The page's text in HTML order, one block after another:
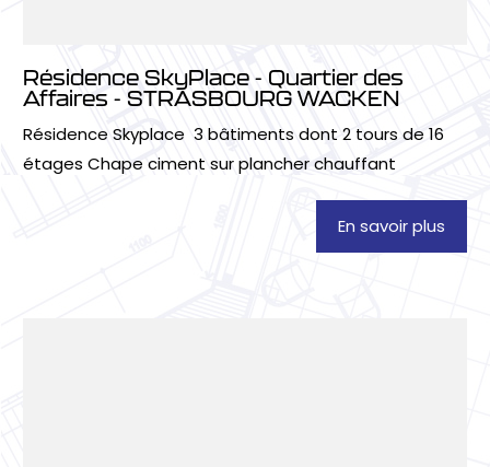
Résidence SkyPlace - Quartier des
Affaires - STRASBOURG WACKEN
Résidence Skyplace 3 bâtiments dont 2 tours de 16
étages Chape ciment sur plancher chauffant
En savoir plus